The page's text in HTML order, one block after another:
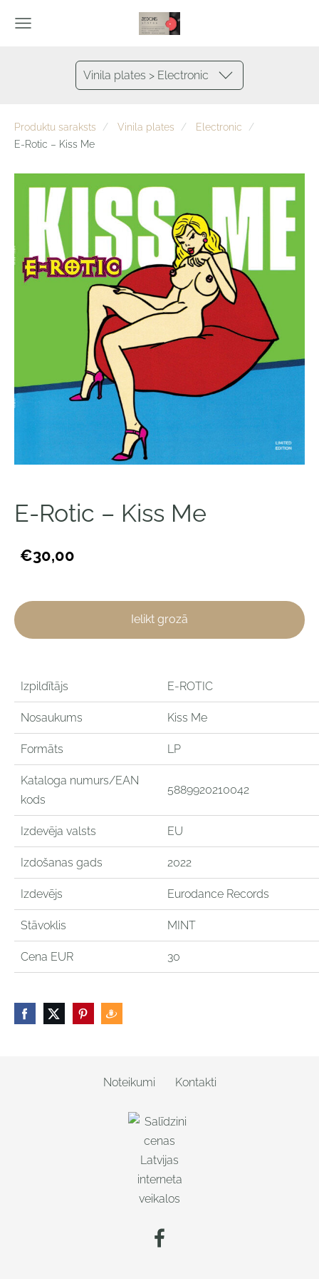
Vinila plates > Electronic
Produktu saraksts Vinila plates
Electronic
E-Rotic – Kiss Me
E-Rotic – Kiss Me
€30,00
Ielikt grozā
Izpildītājs E-ROTIC
Nosaukums Kiss Me
Formāts LP
Kataloga numurs/EAN
kods
5889920210042
Izdevēja valsts EU
Izdošanas gads 2022
Izdevējs Eurodance Records
Stāvoklis MINT
Cena EUR 30
Noteikumi Kontakti